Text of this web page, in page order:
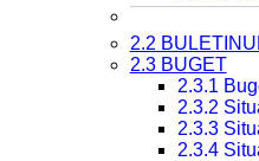
2.2
2.3 BUGET
2.3.1
2.3.2
2.3.3
2.3.4